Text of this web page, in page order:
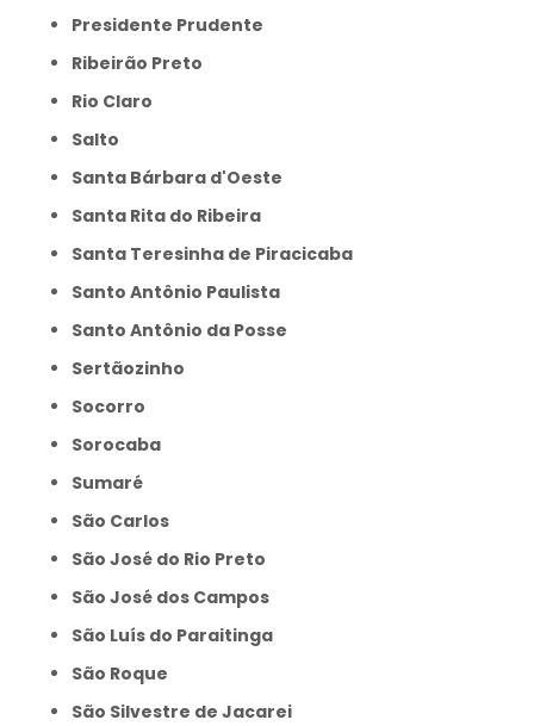
Presidente Prudente
Ribeirão Preto
Rio Claro
Salto
Santa Bárbara d'Oeste
Santa Rita do Ribeira
Santa Teresinha de Piracicaba
Santo Antônio Paulista
Santo Antônio da Posse
Sertãozinho
Socorro
Sorocaba
Sumaré
São Carlos
São José do Rio Preto
São José dos Campos
São Luís do Paraitinga
São Roque
São Silvestre de Jacarei